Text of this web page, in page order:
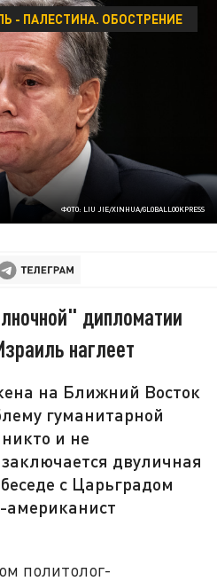
ФОТО: LIU JIE/XINHUA/GLOBALLOOKPRESS
- ПАЛЕСТИНА. ОБОСТРЕНИЕ
дипломатии
наглеет
на Ближний Восток
гуманитарной
и не
двуличная
с Царьградом
американист
политолог-